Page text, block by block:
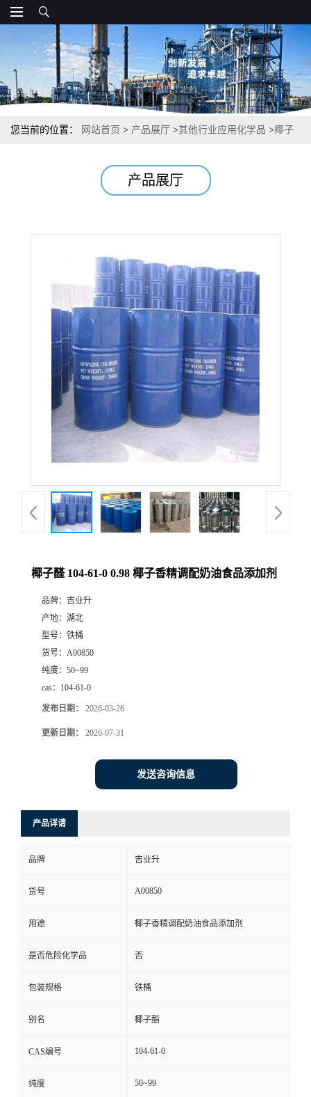
您当前的位置： 网站首页 > 产品展厅 >其他行业应用化学品 >椰子
产品展厅
椰子醛 104-61-0 0.98 椰子香精调配奶油食品添加剂
品牌： 吉业升
产地： 湖北
型号： 铁桶
货号： A00850
纯度： 50~99
cas： 104-61-0
发布日期： 2026-03-26
更新日期： 2026-07-31
发送咨询信息
产品详请
品牌 吉业升
货号 A00850
用途 椰子香精调配奶油食品添加剂
是否危险化学品 否
包装规格 铁桶
别名 椰子酯
CAS编号 104-61-0
纯度 50~99